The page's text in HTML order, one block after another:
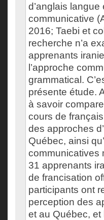
d’anglais
communicative
2016; Taebi et
recherche n’a
apprenants
l’approche
grammatical.
présente étude.
à savoir
cours de
des approches
Québec, ainsi
communicatives
31 apprenants
de francisation
participants ont
perception des
et au Québec, et